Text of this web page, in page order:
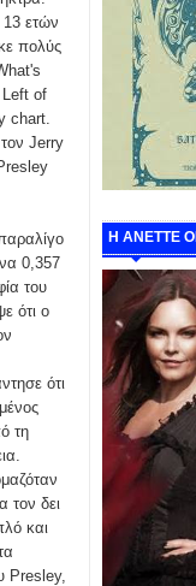
13 ετών
πολύς
of
chart.
Jerry
0,357
του
ότι ο
ότι
τη
τον δει
και
Presley,
Η ANETTE